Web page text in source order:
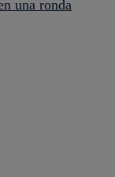
una ronda